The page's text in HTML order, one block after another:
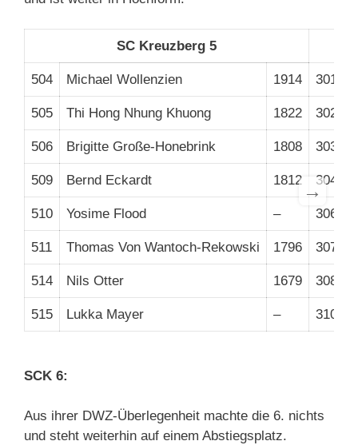
SC Kreuzberg 5
504 Michael Wollenzien 1914 301
505 Thi Hong Nhung Khuong 1822 302
506 Brigitte Große-Honebrink 1808 303
509 Bernd Eckardt 1812 304
510 Yosime Flood – 306
511 Thomas Von Wantoch-Rekowski 1796 307
514 Nils Otter 1679 308
515 Lukka Mayer – 310
→
SCK 6:
Aus ihrer DWZ-Überlegenheit machte die 6. nichts
und steht weiterhin auf einem Abstiegsplatz.